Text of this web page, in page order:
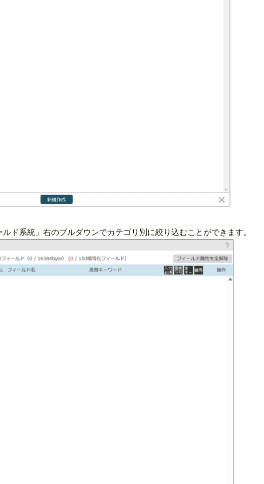
ド系統」右のプルダウンでカテゴリ別に絞り込むことができます。